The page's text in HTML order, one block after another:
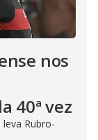
nos
40ª vez
Rubro-